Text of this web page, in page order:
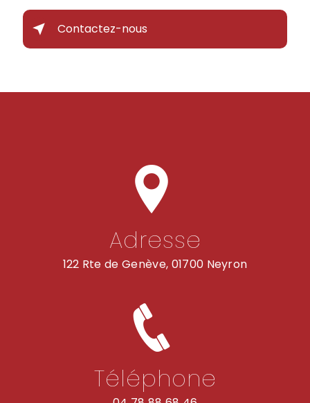
Contactez-nous
Adresse
122 Rte de Genève, 01700 Neyron
Téléphone